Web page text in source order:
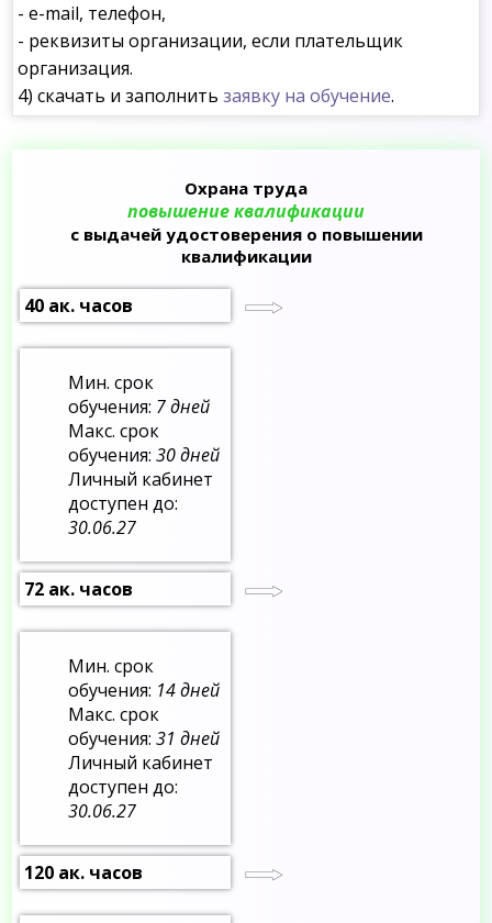
- e-mail, телефон,
- реквизиты организации, если плательщик
организация.
4) скачать и заполнитьзаявку на обучение.
Охрана труда
повышение квалификации
с выдачей удостоверения о повышении
квалификации
40 ак. часов
Мин. срок
обучения: 7 дней
Макс. срок
обучения:30 дней
Личный кабинет
доступен до:
30.06.27
72 ак. часов
Мин. срок
обучения: 14 дней
Макс. срок
обучения:31 дней
Личный кабинет
доступен до:
30.06.27
120 ак. часов